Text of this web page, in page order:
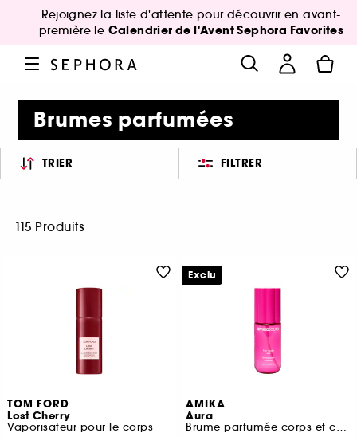
Rejoignez la liste d'attente pour découvrir en avant-
première le Calendrier de l'Avent Sephora Favorites
Brumes parfumées
TRIER FILTRER
115 Produits
TOM FORD
Lost Cherry
Vaporisateur pour le corps
AMIKA
Aura
Brume parfumée corps et cheveux
Exclu